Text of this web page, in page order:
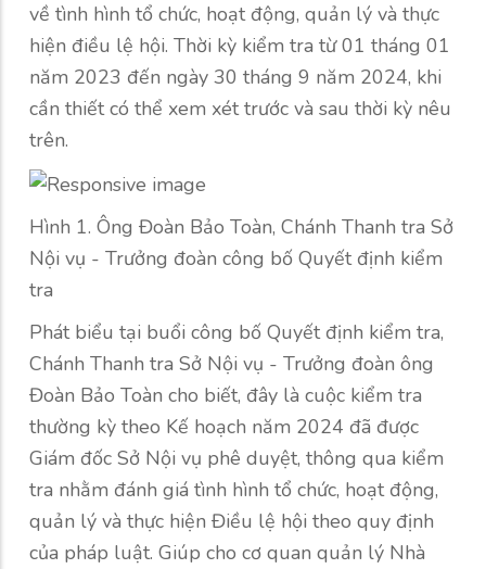
về tình hình tổ chức, hoạt động, quản lý và thực
hiện điều lệ hội. Thời kỳ kiểm tra từ 01 tháng 01
năm 2023 đến ngày 30 tháng 9 năm 2024, khi
cần thiết có thể xem xét trước và sau thời kỳ nêu
trên.
Hình 1. Ông Đoàn Bảo Toàn, Chánh Thanh tra Sở
Nội vụ - Trưởng đoàn công bố Quyết định kiểm
tra
Phát biểu tại buổi công bố Quyết định kiểm tra,
Chánh Thanh tra Sở Nội vụ - Trưởng đoàn ông
Đoàn Bảo Toàn cho biết, đây là cuộc kiểm tra
thường kỳ theo Kế hoạch năm 2024 đã được
Giám đốc Sở Nội vụ phê duyệt, thông qua kiểm
tra nhằm đánh giá tình hình tổ chức, hoạt động,
quản lý và thực hiện Điều lệ hội theo quy định
của pháp luật. Giúp cho cơ quan quản lý Nhà